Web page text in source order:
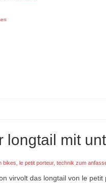
longtail mit
bikes ,le petit porteur,technik zum
virvolt das longtail von le